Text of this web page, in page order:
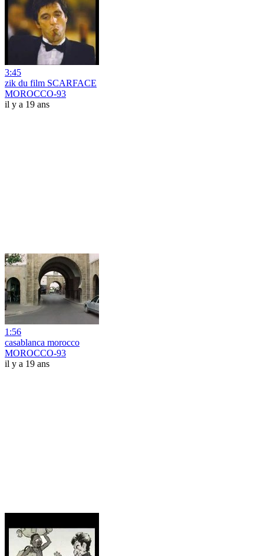
3:45
zik du film SCARFACE
MOROCCO-93
il y a 19 ans
1:56
casablanca morocco
MOROCCO-93
il y a 19 ans